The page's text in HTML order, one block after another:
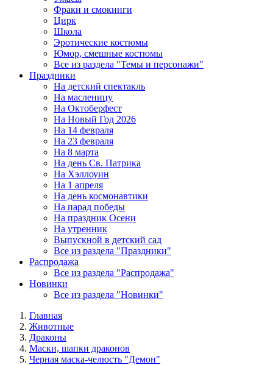
Фраки и смокинги
Цирк
Школа
Эротические костюмы
Юмор, смешные костюмы
Все из раздела "Темы и персонажи"
Праздники
На детский спектакль
На масленицу
На Октоберфест
На Новый Год 2026
На 14 февраля
На 23 февраля
На 8 марта
На день Св. Патрика
На Хэллоуин
На 1 апреля
На день космонавтики
На парад победы
На праздник Осени
На утренник
Выпускной в детский сад
Все из раздела "Праздники"
Распродажа
Все из раздела "Распродажа"
Новинки
Все из раздела "Новинки"
Главная
Животные
Драконы
Маски, шапки драконов
Черная маска-челюсть "Демон"